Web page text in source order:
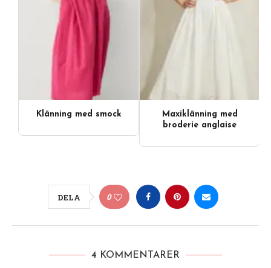
Klänning med smock
Maxiklänning med
broderie anglaise
DELA 0
4 KOMMENTARER